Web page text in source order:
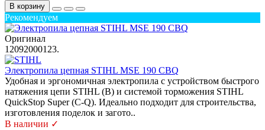
В корзину
Рекомендуем
Оригинал
12092000123.
Электропила цепная STIHL MSE 190 CBQ
Удобная и эргономичная электропила с устройством быстрого
натяжения цепи STIHL (B) и системой торможения STIHL
QuickStop Super (C-Q). Идеально подходит для строительства,
изготовления поделок и загото..
В наличии ✓